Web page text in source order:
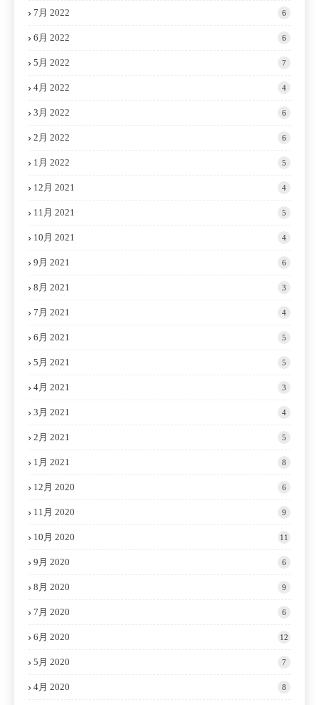
7月 2022 6
6月 2022 6
5月 2022 7
4月 2022 4
3月 2022 6
2月 2022 6
1月 2022 5
12月 2021 4
11月 2021 5
10月 2021 4
9月 2021 6
8月 2021 3
7月 2021 4
6月 2021 5
5月 2021 5
4月 2021 3
3月 2021 4
2月 2021 5
1月 2021 8
12月 2020 6
11月 2020 9
10月 2020 11
9月 2020 6
8月 2020 9
7月 2020 6
6月 2020 12
5月 2020 7
4月 2020 8